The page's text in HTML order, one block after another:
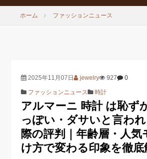
ホーム ファッションニュース
2025年11月07日 jewelry 927 0
ファッションニュース 時計
アルマーニ 時計 は恥ず
っぽい・ダサいと言わ
際の評判｜年齢層・人気
け方で変わる印象を徹底